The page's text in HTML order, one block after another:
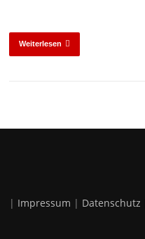
Weiterlesen
| Impressum | Datenschutz